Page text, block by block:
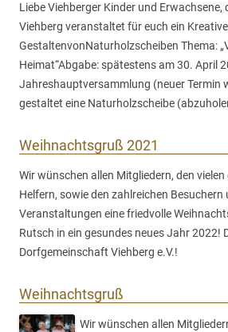
Liebe Viehberger Kinder und
Viehberg veranstaltet für euch ein
GestaltenvonNaturholzscheiben Thema:
Heimat“Abgabe: spätestens am 30. April
Jahreshauptversammlung (neuer Termin
gestaltet eine Naturholzscheibe
Weihnachtsgruß 2021
Wir wünschen allen Mitgliedern, den
Helfern, sowie den zahlreichen Besuchern
Veranstaltungen eine friedvolle
Rutsch in ein gesundes neues Jahr 2022!
Dorfgemeinschaft Viehberg e.V.!
Weihnachtsgruß
Wir wünschen allen